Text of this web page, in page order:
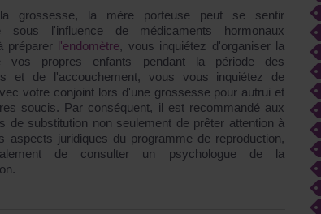
la grossesse, la mère porteuse peut se sentir
sous l'influence de médicaments hormonaux
préparer l'endomètre, vous inquiétez d'organiser la
vos propres enfants pendant la période des
et de l'accouchement, vous vous inquiétez de
votre conjoint lors d'une grossesse pour autrui et
soucis. Par conséquent, il est recommandé aux
de substitution non seulement de prêter attention à
aspects juridiques du programme de reproduction,
de consulter un psychologue de la